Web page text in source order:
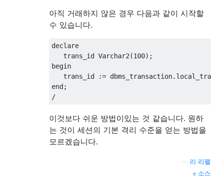
아직 거래하지 않은 경우 다음과 같이 시작할
수 있습니다.
declare
   trans_id Varchar2
(100);
begin
   trans_id
:= dbms_transaction.
end ;
/
이것보다 쉬운 방법이있는 것 같습니다. 원하
는 것이 세션의 기본 격리 수준을 얻는 방법을
모르겠습니다.
리 리펠
소스